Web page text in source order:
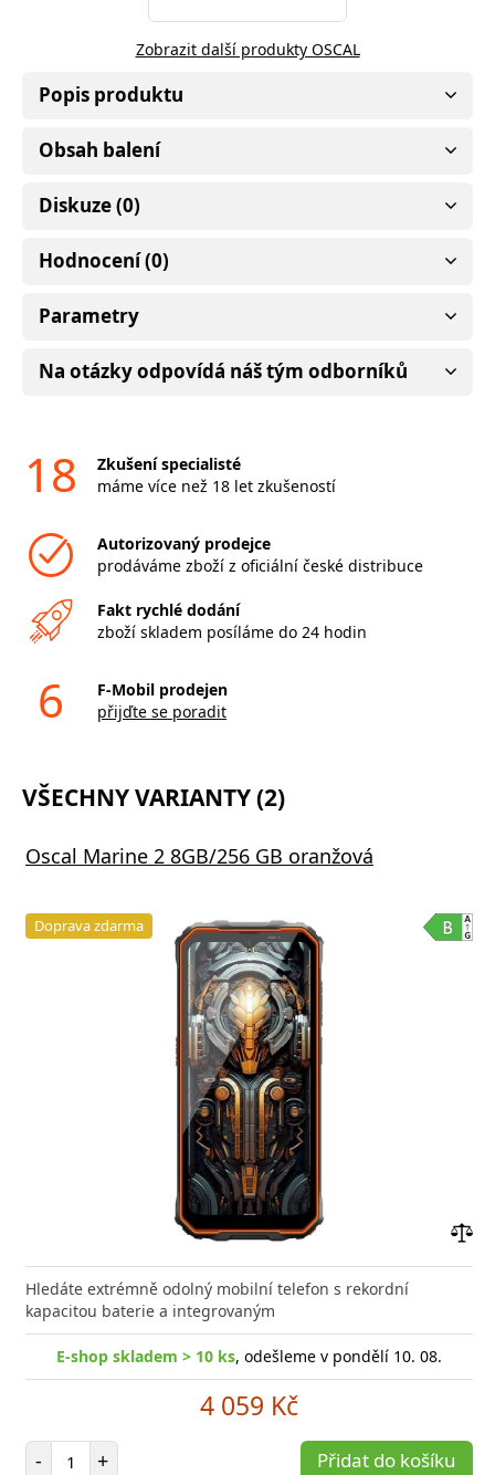
Zobrazit další produkty OSCAL
Popis produktu
Obsah balení
Diskuze (0)
Hodnocení (0)
Parametry
Na otázky odpovídá náš tým odborníků
18
Zkušení specialisté
máme více než 18 let zkušeností
Autorizovaný prodejce
prodáváme zboží z oficiální české distribuce
Fakt rychlé dodání
zboží skladem posíláme do 24 hodin
6
F-Mobil prodejen
přijďte se poradit
VŠECHNY VARIANTY (2)
Oscal Marine 2 8GB/256 GB oranžová
Doprava zdarma
Hledáte extrémně odolný mobilní telefon s rekordní
kapacitou baterie a integrovaným
E-shop skladem > 10 ks, odešleme v pondělí 10. 08.
4 059 Kč
- Počet položek
+ Přidat do košíku